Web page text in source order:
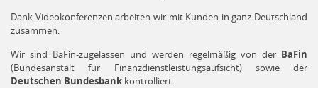
Dank Videokonferenzen arbeiten wir mit Kunden in ganz Deutschland
zusammen.
Wir sind BaFin-zugelassen und werden regelmäßig von der BaFin
(Bundesanstalt für Finanzdienstleistungsaufsicht) sowie der
Deutschen Bundesbank kontrolliert.